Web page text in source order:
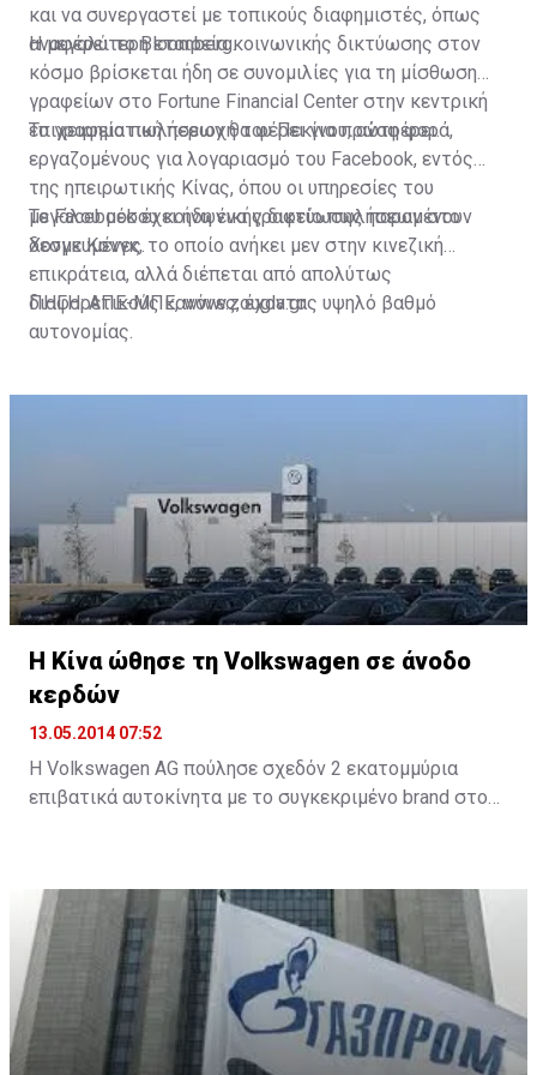
και να συνεργαστεί με τοπικούς διαφημιστές, όπως
αναφέρει το Bloomberg.
Η μεγαλύτερη εταιρεία κοινωνικής δικτύωσης στον
κόσμο βρίσκεται ήδη σε συνομιλίες για τη μίσθωση
γραφείων στο Fortune Financial Center στην κεντρική
επιχειρηματική περιοχή του Πεκίνου, αναφέρει.
Το γραφείο πωλήσεων θα φέρει για πρώτη φορά,
εργαζομένους για λογαριασμό του Facebook, εντός
της ηπειρωτικής Κίνας, όπου οι υπηρεσίες του
μεγάλου μέσου κοινωνικής δικτύωσης παραμένουν
δεσμευμένες.
Το Facebook έχει ήδη ένα γραφείο πωλήσεων στο
Χονγκ Κονγκ, το οποίο ανήκει μεν στην κινεζική
επικράτεια, αλλά διέπεται από απολύτως
διαφορετικούς κανόνες, έχοντας υψηλό βαθμό
αυτονομίας.
ΠΗΓΗ: ΑΠΕ-ΜΠΕ, www.zougla.gr
Η Κίνα ώθησε τη Volkswagen σε άνοδο
κερδών
13.05.2014 07:52
Η Volkswagen AG πούλησε σχεδόν 2 εκατομμύρια
επιβατικά αυτοκίνητα με το συγκεκριμένο brand στους
τη μείωση της ζήτησης στη Ρωσία, στις ΗΠΑ και στη
Βραζιλία.
Ο μεγαλύτερος όμιλος αυτοκινήτων της Ευρώπης
ανακοίνωσε σήμερα ότι οι πωλήσεις στην Κίνα
αυξήθηκαν σχεδόν 18% στα 921.400 οχήματα στους
πρώτους τέσσερις μήνες μέχρι το τέλος Απριλίου.